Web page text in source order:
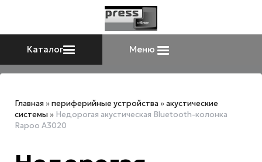
Каталог Меню
Главная »периферийные устройства »акустические
системы » Недорогая акустическая Bluetooth-колонка
Rapoo A3020